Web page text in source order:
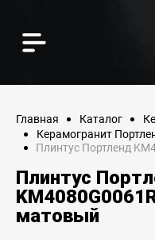
Главная Каталог
Керамогранит
Плинтус Портленд
Плинтус
матовый